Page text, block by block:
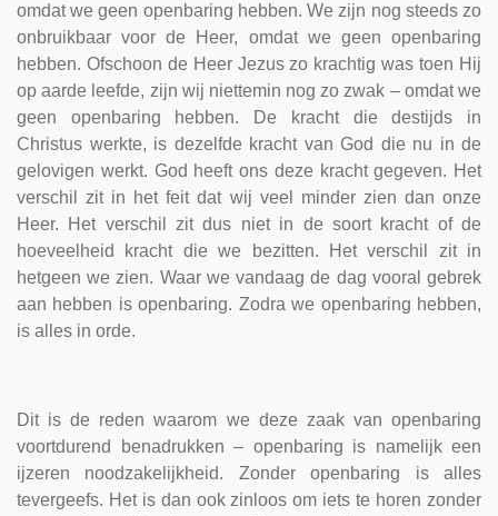
omdat we geen openbaring hebben. We zijn nog steeds zo
onbruikbaar voor de Heer, omdat we geen openbaring
hebben. Ofschoon de Heer Jezus zo krachtig was toen Hij
op aarde leefde, zijn wij niettemin nog zo zwak – omdat we
geen openbaring hebben. De kracht die destijds in
Christus werkte, is dezelfde kracht van God die nu in de
gelovigen werkt. God heeft ons deze kracht gegeven. Het
verschil zit in het feit dat wij veel minder zien dan onze
Heer. Het verschil zit dus niet in de soort kracht of de
hoeveelheid kracht die we bezitten. Het verschil zit in
hetgeen we zien. Waar we vandaag de dag vooral gebrek
aan hebben is openbaring. Zodra we openbaring hebben,
is alles in orde.
Dit is de reden waarom we deze zaak van openbaring
voortdurend benadrukken – openbaring is namelijk een
ijzeren noodzakelijkheid. Zonder openbaring is alles
tevergeefs. Het is dan ook zinloos om iets te horen zonder